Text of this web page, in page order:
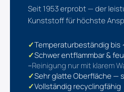
Seit 1953 erprobt — der
Kunststoff für höchste
✓Temperaturbeständig bis
✓Schwer entflammbar &
–Reinigung nur mit klarem
✓Sehr glatte Oberfläche —
✓Vollständig recyclingfähig